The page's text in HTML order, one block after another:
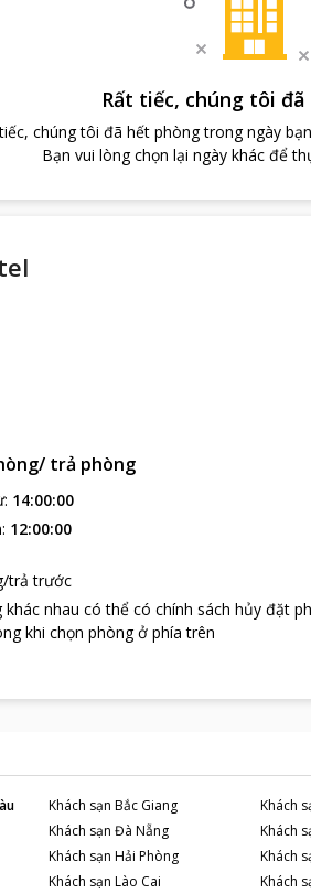
Rất tiếc, chúng tôi
chúng tôi đã hết phòng trong ngày
Bạn vui lòng chọn lại ngày khác để
trả phòng
: 14:00:00
: 12:00:00
trả trước
khác nhau có thể có chính sách hủy đặt
khi chọn phòng ở phía trên
Khách sạn Bắc Giang Khách
Khách sạn Đà Nẵng Khách
Khách sạn Hải Phòng Khách
Khách sạn Lào Cai Khách